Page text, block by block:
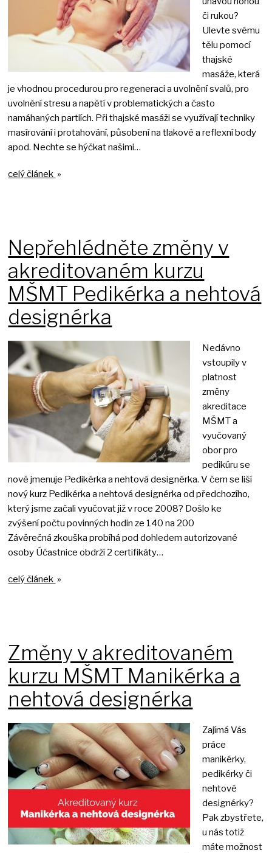
či rukou?
Ulevte svému
tělu pomocí
thajské
masáže, která
je vhodnou procedurou pro regeneraci a uvolnění svalů, pro
uvolnění stresu a napětí v problematických a často
namáhaných partiích. Při thajské masáži se využívají techniky
masírování i protahování, působení na tlakové a reflexní body
apod. Nechte se hýčkat našimi…
celý článek »
Nepřehlédněte změny v
akreditovaném kurzu
MŠMT Pedikérka a nehtová
designérka
Nedávno
vstoupily v
platnost
změny
akreditace
MŠMT a
vyučovaný
obor pro
pedikúru se
nově jmenuje Pedikérka a nehtová designérka. V čem se liší
nový kurz Pedikérka a nehtová designérka od předchozího,
který jsme začali vyučovat již v roce 2008? Došlo ke
zvýšení počtu povinných hodin ze 140 na 200
Závěrečná zkouška probíhá pod dohledem autorizované
osoby Účastnice obdrží 2 certifikáty…
celý článek »
Změny v akreditovaném
kurzu MŠMT Manikérka a
nehtová designérka
Zajímá Vás
práce
manikérky,
pedikérky či
nehtové
designérky?
Pak zbystřete,
u nás totiž
máte možnost